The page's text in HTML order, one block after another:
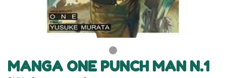
MANGA ONE PUNCH MAN N.1